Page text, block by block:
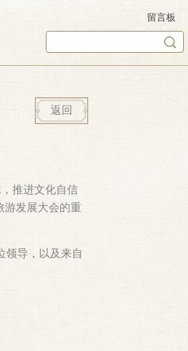
留言板
返回
推进文化自信
发展大会的重
领导，以及来自